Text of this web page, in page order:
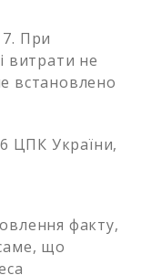
7. При
витрати не
встановлено
ЦПК України,
факту,
що